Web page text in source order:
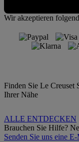
Wir akzeptieren
Finden Sie Le Creuset
Ihrer Nähe
ALLE ENTDECKEN
Brauchen Sie Hilfe?
Senden Sie uns eine